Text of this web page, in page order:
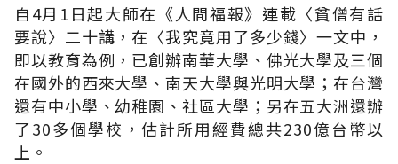
自4月1日起大師在《人間福報》連載〈貧僧有話
要說〉二十講，在〈我究竟用了多少錢〉一文中，
即以教育為例，已創辦南華大學、佛光大學及三個
在國外的西來大學、南天大學與光明大學；在台灣
還有中小學、幼稚園、社區大學；另在五大洲還辦
了30多個學校，估計所用經費總共230億台幣以
上。